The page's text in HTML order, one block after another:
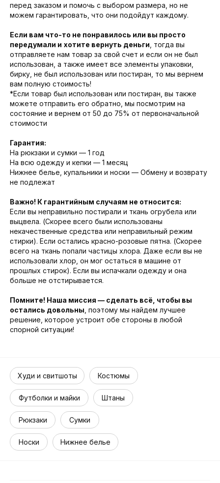
перед заказом и помочь с выбором размера, но не
можем гарантировать, что они подойдут каждому.
Если вам что-то не понравилось или вы просто
передумали и хотите вернуть деньги , тогда вы
отправляете нам товар за свой счет и если он не был
использован, а также имеет все элементы упаковки,
бирку, не был использован или постиран, то мы вернем
вам полную стоимость!
*Если товар был использован или постиран, вы также
можете отправить его обратно, мы посмотрим на
состояние и вернем от 50 до 75% от первоначальной
стоимости
Гарантия:
На рюкзаки и сумки — 1 год
На всю одежду и кепки — 1 месяц
Нижнее белье, купальники и носки — Обмену и возврату
не подлежат
Важно! К гарантийным случаям не относится:
Если вы неправильно постирали и ткань огрубела или
выцвела. (Скорее всего были использованы
некачественные средства или неправильный режим
стирки). Если остались красно-розовые пятна. (Скорее
всего на ткань попали частицы хлора. Даже если вы не
использовали хлор, он мог остаться в машине от
прошлых стирок). Если вы испачкали одежду и она
больше не отстирывается.
Помните! Наша миссия — сделать всё, чтобы вы
остались довольны , поэтому мы найдем лучшее
решение, которое устроит обе стороны в любой
спорной ситуации!
Худи и свитшоты
Футболки и майки Штаны
Костюмы
Рюкзаки Сумки
Носки Нижнее белье